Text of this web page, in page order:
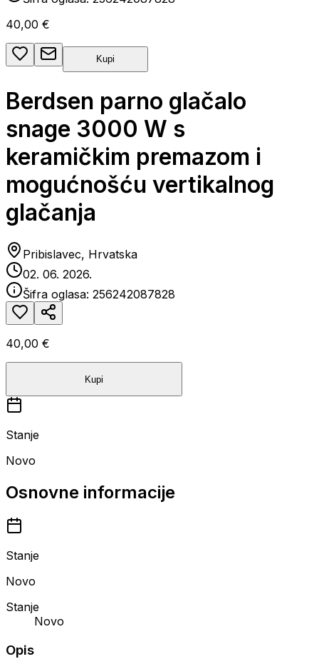
40,00 €
Kupi
Berdsen parno glačalo
snage 3000 W s
keramičkim premazom i
mogućnošću vertikalnog
glačanja
Pribislavec, Hrvatska
02. 06. 2026.
Šifra oglasa: 256242087828
40,00 €
Kupi
Stanje
Novo
Osnovne informacije
Stanje
Novo
Stanje
Novo
Opis